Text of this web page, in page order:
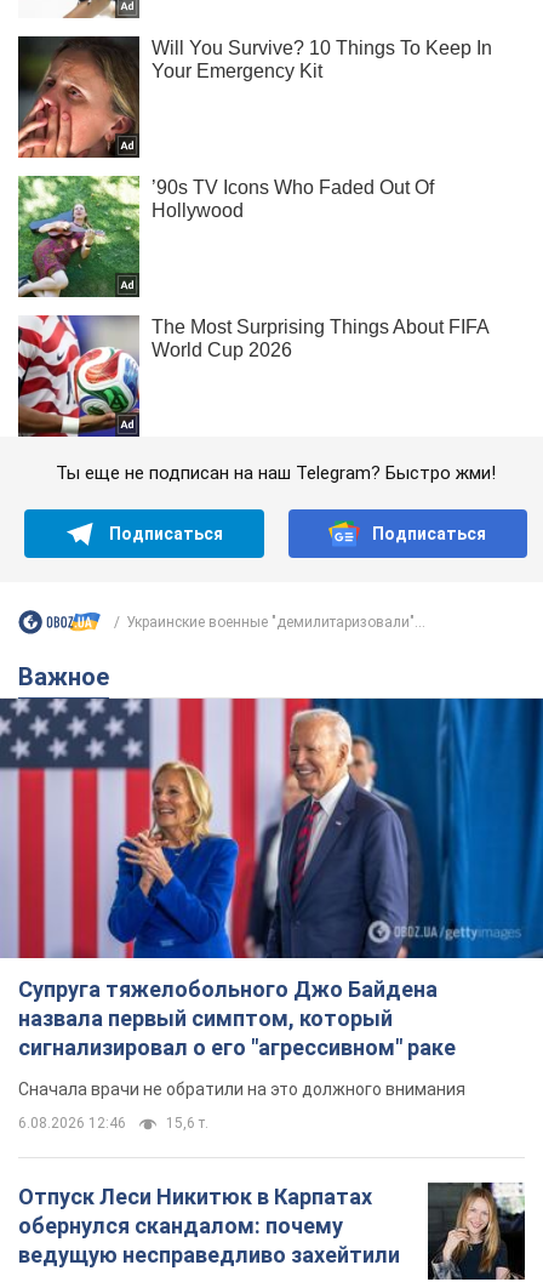
Ты еще не подписан на наш Telegram? Быстро жми!
Подписаться Подписаться
Украинские военные "демилитаризовали"...
Важное
Супруга тяжелобольного Джо Байдена
назвала первый симптом, который
сигнализировал о его "агрессивном" раке
Сначала врачи не обратили на это должного внимания
6.08.2026 12:46 15,6 т.
Отпуск Леси Никитюк в Карпатах
обернулся скандалом: почему
ведущую несправедливо захейтили